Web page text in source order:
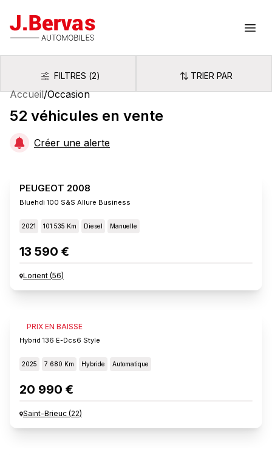
J.Bervas
FiltresFILTRES (2) Trier par
TRIER PAR
Accueil/Occasion
52 véhicules en vente
Créer une alerte
PEUGEOT 2008
Bluehdi 100 S&s Allure Business
2021 101 535 Km Diesel Manuelle
13 590 €
Lorient (56)
PRIX EN BAISSE
PEUGEOT 2008
Hybrid 136 E-Dcs6 Style
2025 7 680 Km Hybride Automatique
20 990 €
Saint-Brieuc (22)